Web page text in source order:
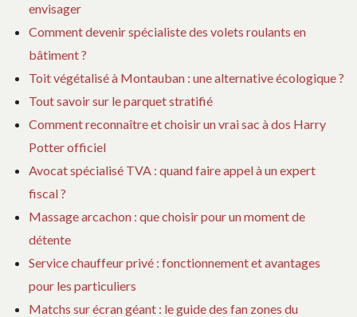
envisager
Comment devenir spécialiste des volets roulants en
bâtiment ?
Toit végétalisé à Montauban : une alternative écologique ?
Tout savoir sur le parquet stratifié
Comment reconnaître et choisir un vrai sac à dos Harry
Potter officiel
Avocat spécialisé TVA : quand faire appel à un expert
fiscal ?
Massage arcachon : que choisir pour un moment de
détente
Service chauffeur privé : fonctionnement et avantages
pour les particuliers
Matchs sur écran géant : le guide des fan zones du